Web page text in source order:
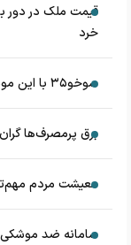
قیمت ملک در دور
خرد
سوخو۳۵ با این موشک‌ها به ناوهای‌جنگی حمله می‌کند
برق پرمصرف‌ها
معیشت مردم
سامانه ضد موشکی